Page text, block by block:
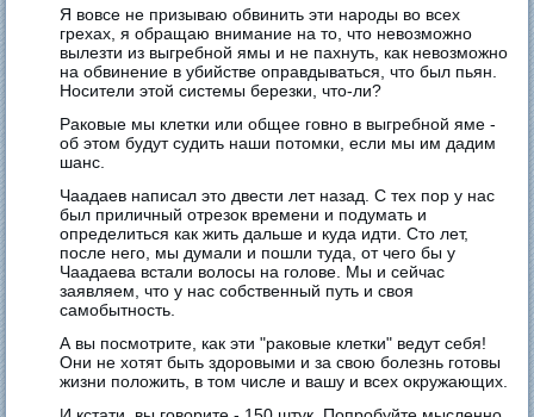
Я вовсе не призываю обвинить эти народы во всех
грехах, я обращаю внимание на то, что невозможно
вылезти из выгребной ямы и не пахнуть, как невозможно
на обвинение в убийстве оправдываться, что был пьян.
Носители этой системы березки, что-ли?
Раковые мы клетки или общее говно в выгребной яме -
об этом будут судить наши потомки, если мы им дадим
шанс.
Чаадаев написал это двести лет назад. С тех пор у нас
был приличный отрезок времени и подумать и
определиться как жить дальше и куда идти. Сто лет,
после него, мы думали и пошли туда, от чего бы у
Чаадаева встали волосы на голове. Мы и сейчас
заявляем, что у нас собственный путь и своя
самобытность.
А вы посмотрите, как эти "раковые клетки" ведут себя!
Они не хотят быть здоровыми и за свою болезнь готовы
жизни положить, в том числе и вашу и всех окружающих.